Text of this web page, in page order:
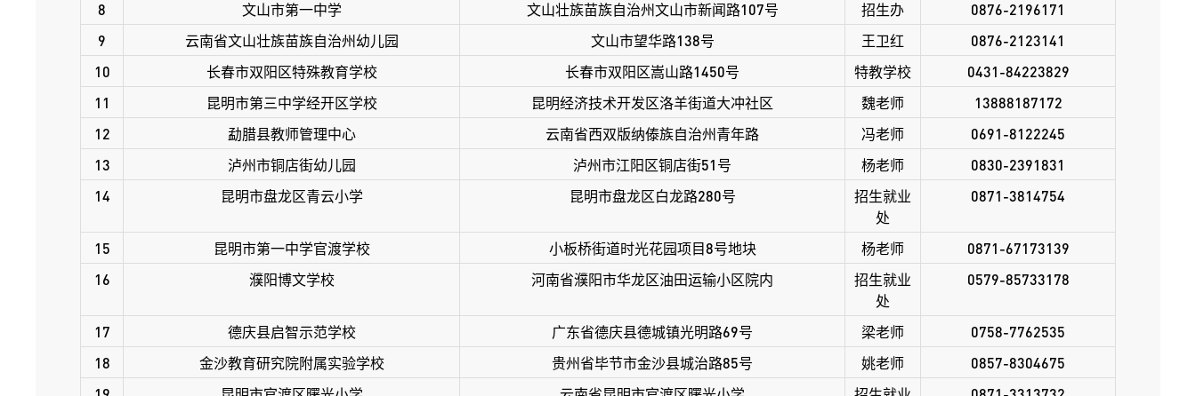
8
文山市第一中学 文山壮族苗族自治州文山市新闻路107号 招生办
0876-2196171
9
云南省文山壮族苗族自治州幼儿园 文山市望华路138号 王卫红
0876-2123141
10
长春市双阳区特殊教育学校 长春市双阳区嵩山路1450号 特教学校
0431-84223829
11
昆明市第三中学经开区学校 昆明经济技术开发区洛羊街道大冲社区 魏老师
13888187172
12
勐腊县教师管理中心 云南省西双版纳傣族自治州青年路 冯老师
0691-8122245
13
泸州市铜店街幼儿园 泸州市江阳区铜店街51号 杨老师
0830-2391831
14
昆明市盘龙区青云小学 昆明市盘龙区白龙路280号
招生就业
处
0871-3814754
15 昆明市第一中学官渡学校 小板桥街道时光花园项目8号地块 杨老师
0871-67173139
16
濮阳博文学校 河南省濮阳市华龙区油田运输小区院内
招生就业
处
0579-85733178
17 德庆县启智示范学校 广东省德庆县德城镇光明路69号 梁老师
0758-7762535
18
金沙教育研究院附属实验学校 贵州省毕节市金沙县城治路85号 姚老师
0857-8304675